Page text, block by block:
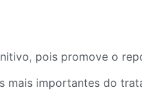
pois promove o
mais importantes do